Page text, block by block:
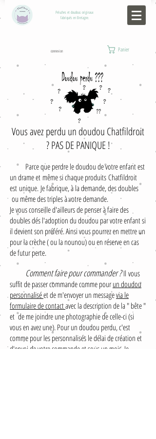
Peluches et doudous originaux
fabriqués en Bretagne.
connexion Panier
Vous avez perdu un doudou Chatfildroit
? PAS DE PANIQUE !
Parce que perdre le doudou de votre enfant est
un drame et même si chaque produits Chatfildroit
est unique. Je fabrique, à la demande, des doubles
ou même des triples à votre demande.
Je vous conseille d'ailleurs de penser à faire des
doubles dés l'adoption du doudou par votre enfant si
il devient son préféré. Ainsi vous pourrez en mettre un
pour la crèche ( ou la nounou) ou en réserve en cas
de futur perte.
Comment faire pour commander ? Il vous
suffit de passer commande comme pourun doudou
personnaliséet de m'envoyer un messagevia le
formulaire de contactavec la description de la " bête "
et de me joindre une photographie de celle-ci (si
vous en avez une). Pour un doudou perdu, c'est
comme pour les personnalisés le délai de création et
d'envoi de votre commande et sous un mois. Je